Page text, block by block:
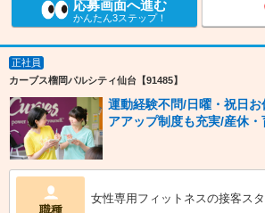
応募画面へ進む
かんたん3ステップ！
正社員
カーブス榴岡パルシティ仙台【91485】
運動経験不問/日曜・祝日
アアップ制度も充実/産休
職種
女性専用フィットネスの接客ス